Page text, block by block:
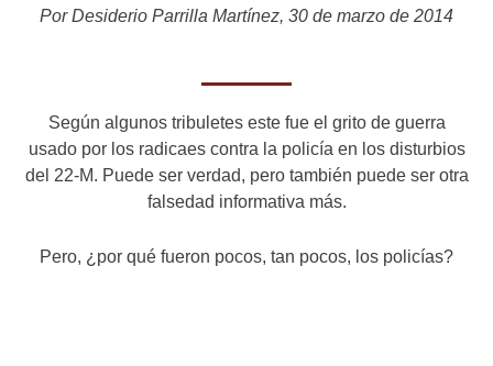
Por Desiderio Parrilla Martínez, 30 de marzo de 2014
Según algunos tribuletes este fue el grito de guerra
usado por los radicaes contra la policía en los disturbios
del 22-M. Puede ser verdad, pero también puede ser otra
falsedad informativa más.
Pero, ¿por qué fueron pocos, tan pocos, los policías?